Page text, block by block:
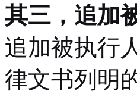
其三，追加
追加被执行
律文书列明